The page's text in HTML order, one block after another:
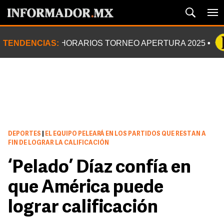
TENDENCIAS: HORARIOS TORNEO APERTURA 2025
DEPORTES
EL EQUIPO PELEARÁ EN LOS PARTIDOS QUE RESTAN A
FIN DE LOGRAR LA CALIFICACIÓN
‘Pelado’ Díaz confía en
que América puede
lograr calificación